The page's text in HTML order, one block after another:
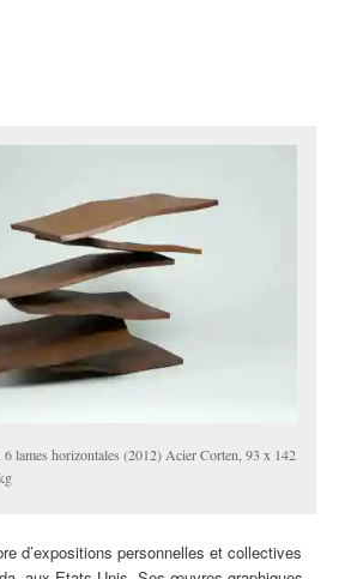
lames horizontales (2012) Acier Corten, 93 x 142
d’expositions personnelles et collectives